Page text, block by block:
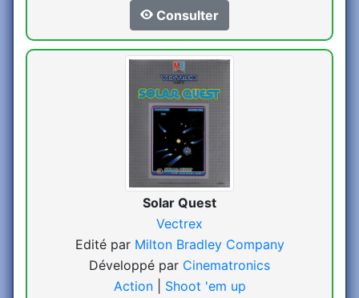
Consulter
Solar Quest
Vectrex
Edité par Milton Bradley Company
Développé par Cinematronics
Action
Shoot 'em up